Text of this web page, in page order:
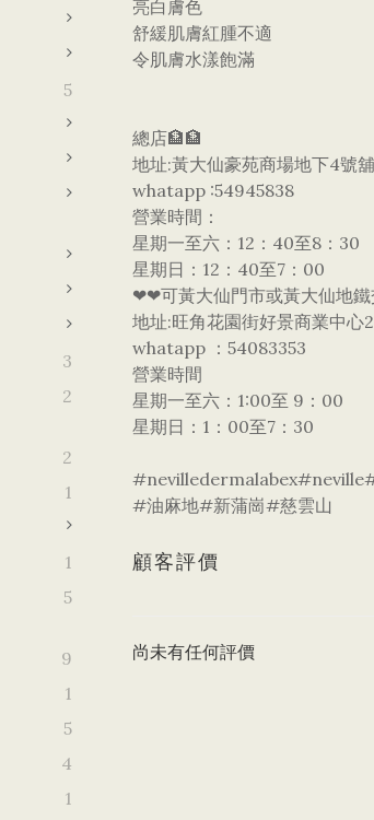
5
3
2
2
1
1
5
9
1
5
4
1
亮白膚色
舒緩肌膚紅腫不適
令肌膚水漾飽滿
總店🏦🏦
地址:黃大仙豪苑商場地下4號
whatapp :54945838
營業時間：
星期一至六：12：40至8：30
星期日：12：40至7：00
❤❤可黃大仙門市或黃大仙地
地址:旺角花園街好景商業中心
whatapp ：54083353
營業時間
星期一至六：1:00至 9：00
星期日：1：00至7：30
#油麻地#新蒲崗#慈雲山
顧客評價
尚未有任何評價